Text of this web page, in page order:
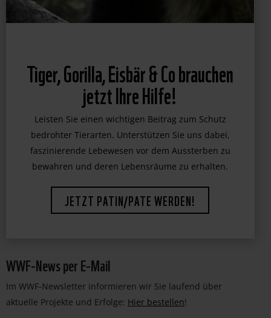
Tiger, Gorilla, Eisbär & Co brauchen
jetzt Ihre Hilfe!
Leisten Sie einen wichtigen Beitrag zum Schutz
bedrohter Tierarten. Unterstützen Sie uns dabei,
faszinierende Lebewesen vor dem Aussterben zu
bewahren und deren Lebensräume zu erhalten.
JETZT PATIN/PATE WERDEN!
WWF-News per E-Mail
Im WWF-Newsletter informieren wir Sie laufend über
aktuelle Projekte und Erfolge: Hier bestellen!